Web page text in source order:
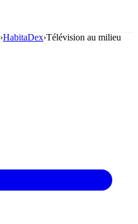
›HabitaDex›Télévision au milieu